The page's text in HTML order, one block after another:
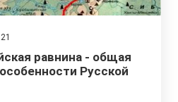
равнина - общая
Русской